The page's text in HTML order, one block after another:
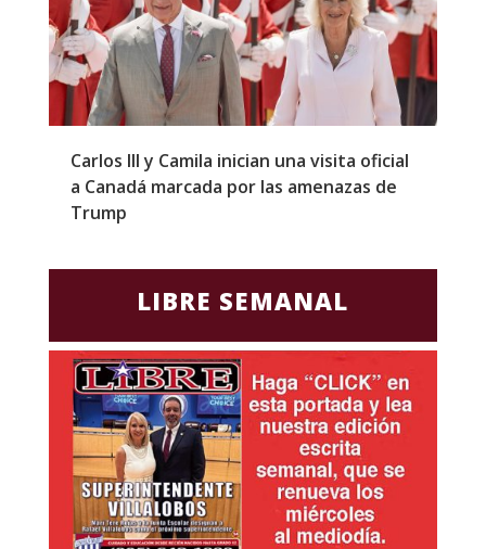
Carlos III y Camila inician una visita oficial
a Canadá marcada por las amenazas de
Trump
LIBRE SEMANAL